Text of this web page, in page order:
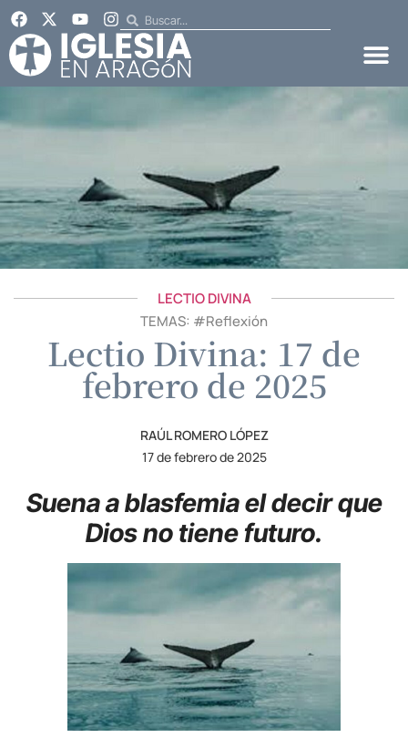
LECTIO DIVINA
TEMAS: #Reflexión
Lectio Divina: 17 de
febrero de 2025
RAÚL ROMERO LÓPEZ
17 de febrero de 2025
Suena a blasfemia el decir que
Dios no tiene futuro.